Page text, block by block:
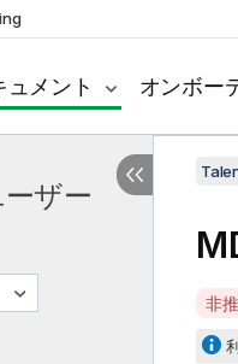
ュメント オンボー
ザー
A
a
非